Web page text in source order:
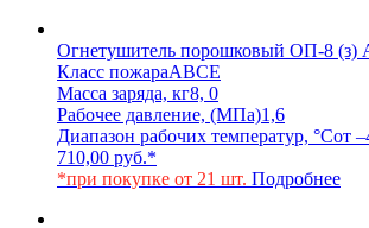
Огнетушитель порошковый ОП-8
Класс пожараАВСЕ
Масса заряда, кг8, 0
Рабочее давление, (МПа)1,6
Диапазон рабочих температур, °Сот
710,00 руб.*
*при покупке от 21 шт. Подробнее